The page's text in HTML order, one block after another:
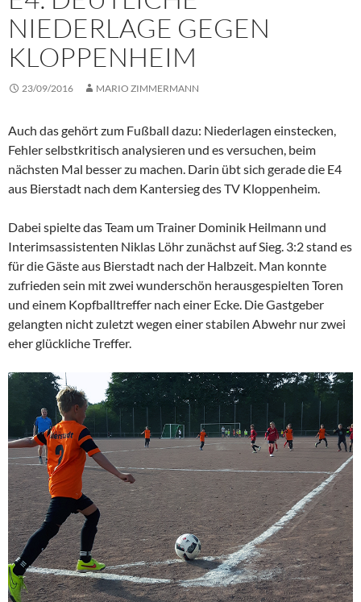
NIEDERLAGE GEGEN
KLOPPENHEIM
23/09/2016 MARIO ZIMMERMANN
Auch das gehört zum Fußball dazu: Niederlagen einstecken,
Fehler selbstkritisch analysieren und es versuchen, beim
nächsten Mal besser zu machen. Darin übt sich gerade die E4
aus Bierstadt nach dem Kantersieg des TV Kloppenheim.
Dabei spielte das Team um Trainer Dominik Heilmann und
Interimsassistenten Niklas Löhr zunächst auf Sieg. 3:2 stand es
für die Gäste aus Bierstadt nach der Halbzeit. Man konnte
zufrieden sein mit zwei wunderschön herausgespielten Toren
und einem Kopfballtreffer nach einer Ecke. Die Gastgeber
gelangten nicht zuletzt wegen einer stabilen Abwehr nur zwei
eher glückliche Treffer.